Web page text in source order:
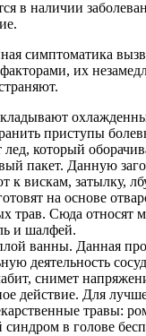
в наличии
симптоматика
их
приступы
лед, который
пакет. Данную
к вискам, затылку,
на основе
трав. Сюда относят
и шалфей.
ванны. Данная
деятельность
снимет
действие. Для
травы:
в голове